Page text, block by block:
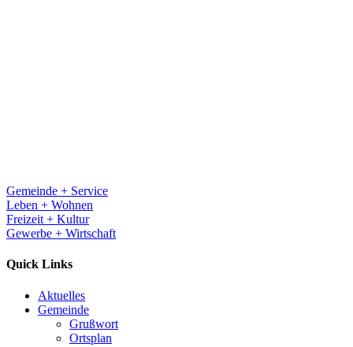
Gemeinde + Service
Leben + Wohnen
Freizeit + Kultur
Gewerbe + Wirtschaft
Quick Links
Aktuelles
Gemeinde
Grußwort
Ortsplan